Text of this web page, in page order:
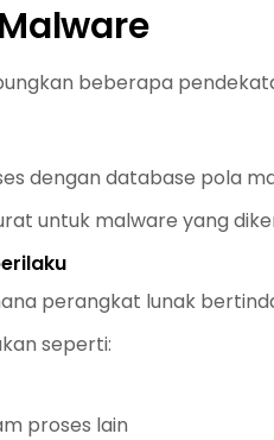
beberapa
dengan database pola
untuk malware yang
perangkat lunak
seperti:
proses lain